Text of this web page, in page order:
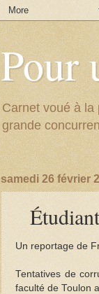
Pour
Carnet voué à
grande
samedi 26 février
Un reportage de
Tentatives de
faculté de Toulon